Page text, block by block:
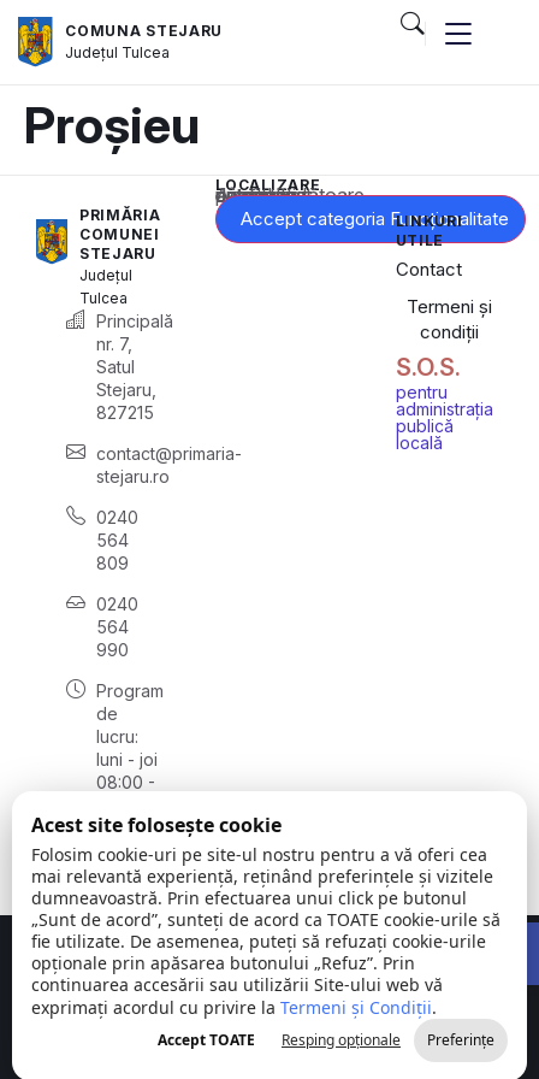
COMUNA STEJARU
Județul Tulcea
Proșieu
PRIMĂRIA
COMUNEI
STEJARU
Județul
Tulcea
Principală
nr. 7,
Satul
Stejaru,
827215
contact@primaria-
stejaru.ro
0240
564
809
0240
564
990
Program
de
lucru:
luni - joi
08:00 -
vineri
08:00 -
14:00
LOCALIZARE
Acest conținut este blocat până când acceptați categoria corespunzătoare de cookie-uri.
Accept categoria Funcționalitate
LINKURI
UTILE
Contact
Termeni și
condiții
S.O.S.
pentru
administrația
publică
locală
Comuna
Stejaru |
județul Tulcea
©
2026
Toate
drepturile
rezervate
Concept realizat deBig Media Relații Publice SRL
Acest site folosește cookie
Folosim cookie-uri pe site-ul nostru pentru a vă oferi cea
mai relevantă experiență, reținând preferințele și vizitele
dumneavoastră. Prin efectuarea unui click pe butonul
„Sunt de acord”, sunteți de acord ca TOATE cookie-urile să
fie utilizate. De asemenea, puteți să refuzați cookie-urile
opționale prin apăsarea butonului „Refuz”. Prin
continuarea accesării sau utilizării Site-ului web vă
exprimați acordul cu privire la Termeni și Condiții.
Accept TOATE Resping opționale Preferințe